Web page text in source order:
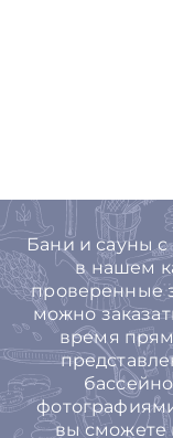
Бани и сауны
в нашем
проверенные
можно
время
вы сможете